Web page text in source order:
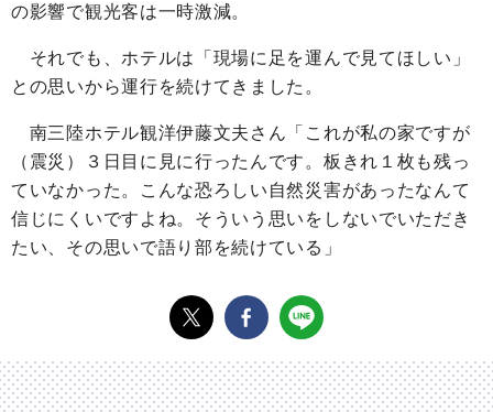
の影響で観光客は一時激減。
それでも、ホテルは「現場に足を運んで見てほしい」
との思いから運行を続けてきました。
南三陸ホテル観洋伊藤文夫さん「これが私の家ですが
（震災）３日目に見に行ったんです。板きれ１枚も残っ
ていなかった。こんな恐ろしい自然災害があったなんて
信じにくいですよね。そういう思いをしないでいただき
たい、その思いで語り部を続けている」